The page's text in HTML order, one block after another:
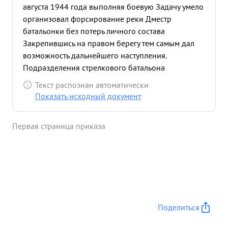
августа 1944 года выполняя боевую Задачу умело
организовал форсирование реки Дместр
батальонки без потерь личного состава
Закрепившись на правом берегу тем самым дал
возможность дальнейшего наступления.
Подразделения стрелкового батальона
сколочены хорошо. Вэтом бою он был легко
ранен, но поле боях не оставил, продолжая
Текст распознан автоматически
Показать исходный документ
Первая страница приказа
Поделиться